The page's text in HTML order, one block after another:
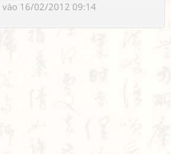
vào 16/02/2012 09:14